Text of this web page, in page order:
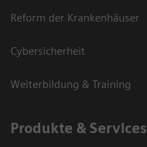
Reform der Krankenhäuser
Cybersicherheit
Weiterbildung & Training
Produkte & Services